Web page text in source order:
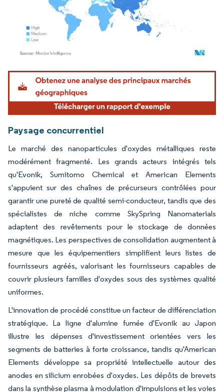
Image © Mordor Intelligence. La réutilisation nécessite une attribution sous CC BY
Paysage concurrentiel
Le marché des nanoparticules d'oxydes métalliques reste
modérément fragmenté. Les grands acteurs intégrés tels
qu'Evonik, Sumitomo Chemical et American Elements
s'appuient sur des chaînes de précurseurs contrôlées pour
garantir une pureté de qualité semi-conducteur, tandis que des
spécialistes de niche comme SkySpring Nanomaterials
adaptent des revêtements pour le stockage de données
magnétiques. Les perspectives de consolidation augmentent à
mesure que les équipementiers simplifient leurs listes de
fournisseurs agréés, valorisant les fournisseurs capables de
couvrir plusieurs familles d'oxydes sous des systèmes qualité
uniformes.
L'innovation de procédé constitue un facteur de différenciation
stratégique. La ligne d'alumine fumée d'Evonik au Japon
illustre les dépenses d'investissement orientées vers les
segments de batteries à forte croissance, tandis qu'American
Elements développe sa propriété intellectuelle autour des
anodes en silicium enrobées d'oxydes. Les dépôts de brevets
dans la synthèse plasma à modulation d'impulsions et les voies